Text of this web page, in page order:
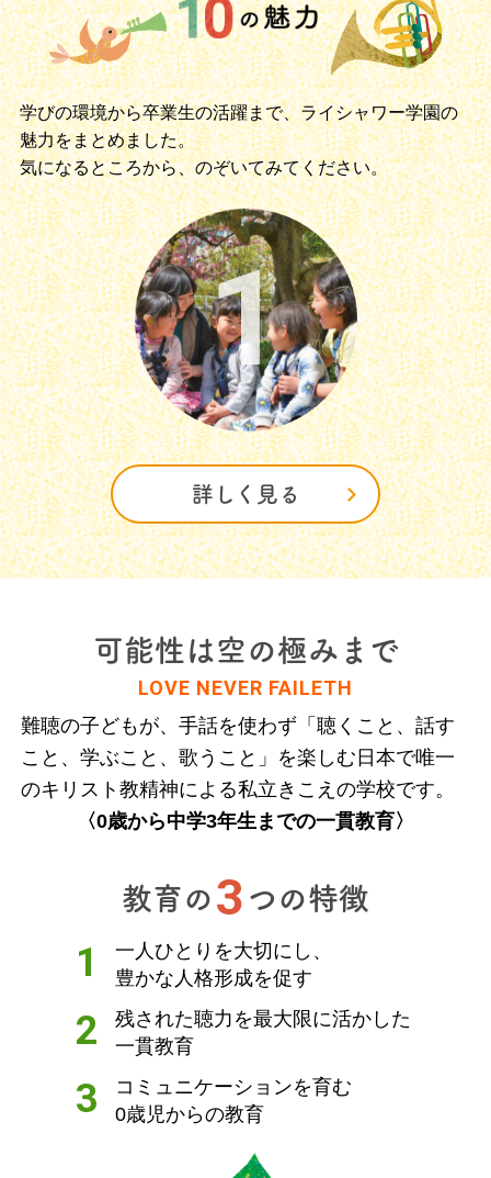
学びの環境から卒業生の活躍まで、ライシャワー学園の
魅力をまとめました。
気になるところから、のぞいてみてください。
1
聴いて話す教育
2
祈りつつ歩む
3
子育てをサポート
4
最早期からの親子支援
詳しく見る
可能性は空の極みまで
LOVE NEVER FAILETH
難聴の子どもが、手話を使わず「聴くこと、話す
こと、学ぶこと、歌うこと」を楽しむ 日本で唯一
のキリスト教精神による私立きこえの学校です。
〈0歳から中学3年生までの一貫教育〉
教育の 3 つの特徴
1
一人ひとりを大切にし、
豊かな人格形成を促す
2
残された聴力を最大限に活かした
一貫教育
3
コミュニケーションを育む
0歳児からの教育